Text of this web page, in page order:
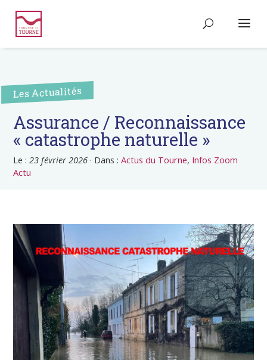
Les Actualités
Assurance / Reconnaissance
« catastrophe naturelle »
Le :23 février 2026 · Dans :Actus du Tourne, Infos Zoom
Actu